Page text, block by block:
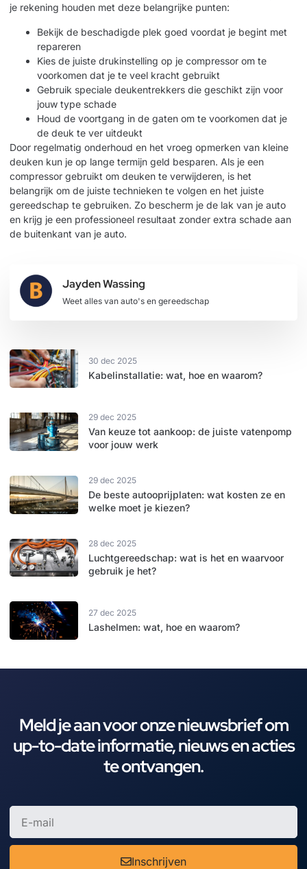
je rekening houden met deze belangrijke punten:
Bekijk de beschadigde plek goed voordat je begint met
repareren
Kies de juiste drukinstelling op je compressor om te
voorkomen dat je te veel kracht gebruikt
Gebruik speciale deukentrekkers die geschikt zijn voor
jouw type schade
Houd de voortgang in de gaten om te voorkomen dat je
de deuk te ver uitdeukt
Door regelmatig onderhoud en het vroeg opmerken van kleine
deuken kun je op lange termijn geld besparen. Als je een
compressor gebruikt om deuken te verwijderen, is het
belangrijk om de juiste technieken te volgen en het juiste
gereedschap te gebruiken. Zo bescherm je de lak van je auto
en krijg je een professioneel resultaat zonder extra schade aan
de buitenkant van je auto.
Jayden Wassing
Weet alles van auto's en gereedschap
30 dec 2025
Kabelinstallatie: wat, hoe en waarom?
29 dec 2025
Van keuze tot aankoop: de juiste vatenpomp
voor jouw werk
29 dec 2025
De beste autooprijplaten: wat kosten ze en
welke moet je kiezen?
28 dec 2025
Luchtgereedschap: wat is het en waarvoor
gebruik je het?
27 dec 2025
Lashelmen: wat, hoe en waarom?
Meld je aan voor onze nieuwsbrief om
up-to-date informatie, nieuws en acties
te ontvangen.
Inschrijven